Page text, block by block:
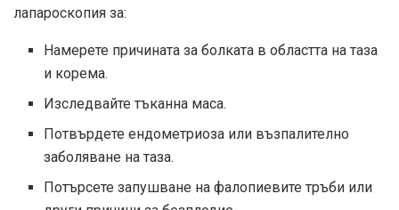
лапароскопия за:
Намерете причината за болката в областта на таза
и корема.
Изследвайте тъканна маса.
Потвърдете ендометриоза или възпалително
заболяване на таза.
Потърсете запушване на фалопиевите тръби или